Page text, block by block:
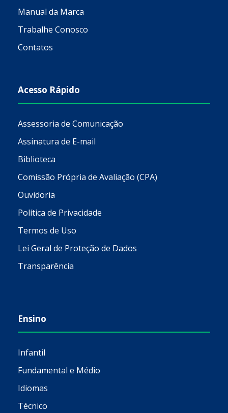
Manual da Marca
Trabalhe Conosco
Contatos
Acesso Rápido
Assessoria de Comunicação
Assinatura de E-mail
Biblioteca
Comissão Própria de Avaliação (CPA)
Ouvidoria
Política de Privacidade
Termos de Uso
Lei Geral de Proteção de Dados
Transparência
Ensino
Infantil
Fundamental e Médio
Idiomas
Técnico